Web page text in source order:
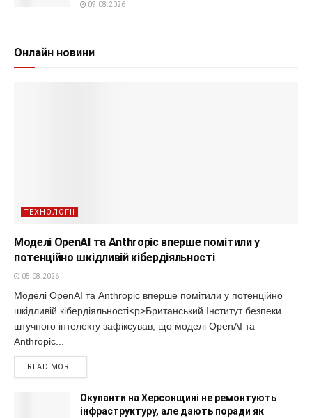
09.08.2026
Онлайн новини
ТЕХНОЛОГІЇ
Моделі OpenAI та Anthropic вперше помітили у
потенційно шкідливій кібердіяльності
05.08.2026
Моделі OpenAI та Anthropic вперше помітили у потенційно
шкідливій кібердіяльності<p>Британський Інститут безпеки
штучного інтелекту зафіксував, що моделі OpenAI та
Anthropic...
READ MORE
Окупанти на Херсонщині не ремонтують
інфраструктуру, але дають поради як